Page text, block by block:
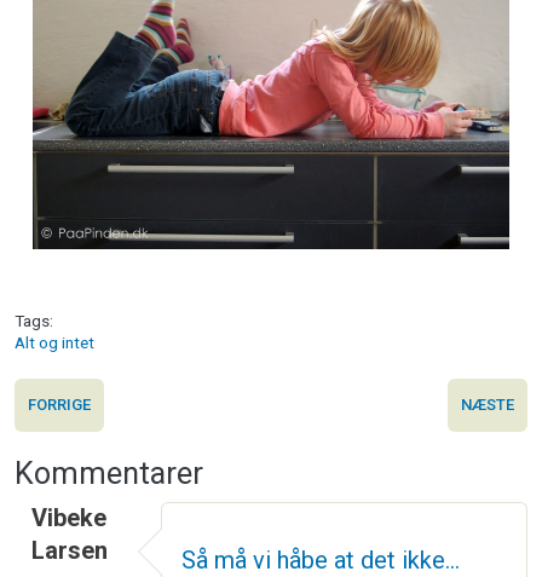
Tags
Alt og intet
FORRIGE NÆSTE
Kommentarer
Vibeke
Larsen
Så må vi håbe at det ikke…